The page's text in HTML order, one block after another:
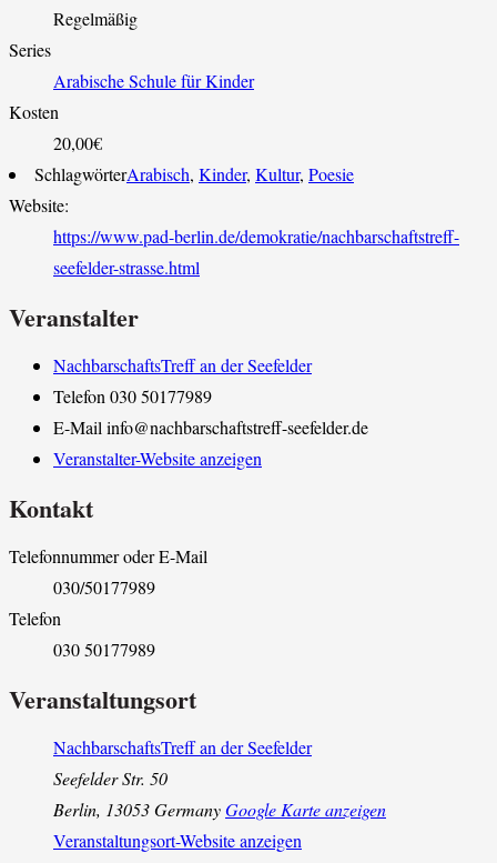
Regelmäßig
Series
Arabische Schule für Kinder
Kosten
20,00€
SchlagwörterArabisch, Kinder, Kultur, Poesie
Website:
https://www.pad-berlin.de/demokratie/nachbarschaftstreff-
seefelder-strasse.html
Veranstalter
NachbarschaftsTreff an der Seefelder
Telefon 030 50177989
E-Mail info@nachbarschaftstreff-seefelder.de
Veranstalter-Website anzeigen
Kontakt
Telefonnummer oder E-Mail
030/50177989
Telefon
030 50177989
Veranstaltungsort
NachbarschaftsTreff an der Seefelder
Seefelder Str. 50
Berlin, 13053GermanyGoogle Karte anzeigen
Veranstaltungsort-Website anzeigen